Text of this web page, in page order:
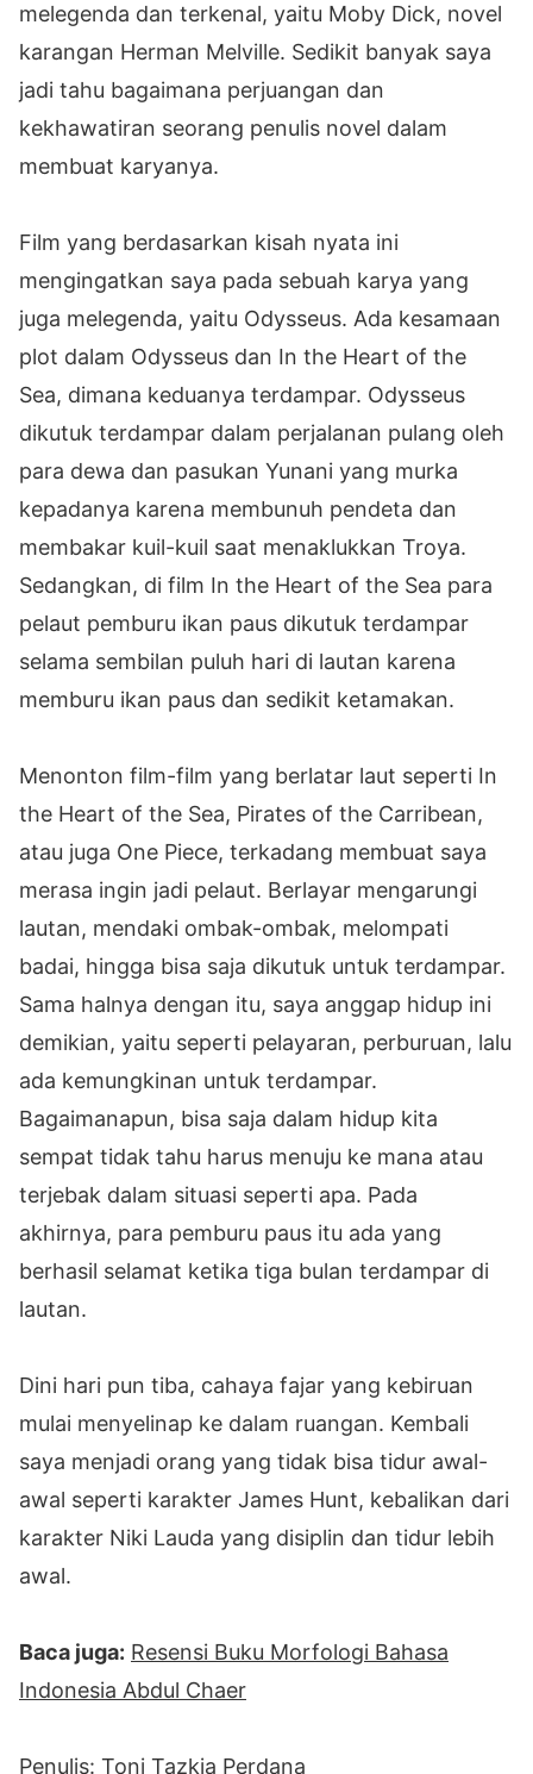
melegenda dan terkenal, yaitu Moby Dick, novel
karangan Herman Melville. Sedikit banyak saya
jadi tahu bagaimana perjuangan dan
kekhawatiran seorang penulis novel dalam
membuat karyanya.
Film yang berdasarkan kisah nyata ini
mengingatkan saya pada sebuah karya yang
juga melegenda, yaitu Odysseus. Ada kesamaan
plot dalam Odysseus dan In the Heart of the
Sea, dimana keduanya terdampar. Odysseus
dikutuk terdampar dalam perjalanan pulang oleh
para dewa dan pasukan Yunani yang murka
kepadanya karena membunuh pendeta dan
membakar kuil-kuil saat menaklukkan Troya.
Sedangkan, di film In the Heart of the Sea para
pelaut pemburu ikan paus dikutuk terdampar
selama sembilan puluh hari di lautan karena
memburu ikan paus dan sedikit ketamakan.
Menonton film-film yang berlatar laut seperti In
the Heart of the Sea, Pirates of the Carribean,
atau juga One Piece, terkadang membuat saya
merasa ingin jadi pelaut. Berlayar mengarungi
lautan, mendaki ombak-ombak, melompati
badai, hingga bisa saja dikutuk untuk terdampar.
Sama halnya dengan itu, saya anggap hidup ini
demikian, yaitu seperti pelayaran, perburuan, lalu
ada kemungkinan untuk terdampar.
Bagaimanapun, bisa saja dalam hidup kita
sempat tidak tahu harus menuju ke mana atau
terjebak dalam situasi seperti apa. Pada
akhirnya, para pemburu paus itu ada yang
berhasil selamat ketika tiga bulan terdampar di
lautan.
Dini hari pun tiba, cahaya fajar yang kebiruan
mulai menyelinap ke dalam ruangan. Kembali
saya menjadi orang yang tidak bisa tidur awal-
awal seperti karakter James Hunt, kebalikan dari
karakter Niki Lauda yang disiplin dan tidur lebih
awal.
Baca juga: Resensi Buku Morfologi Bahasa
Indonesia Abdul Chaer
Penulis: Toni Tazkia Perdana